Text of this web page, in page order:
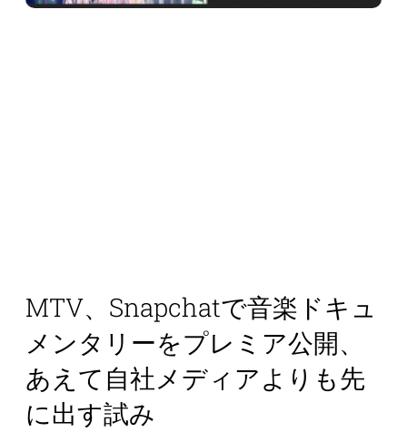
MTV、Snapchatで音楽ドキュ
メンタリーをプレミア公開、
あえて自社メディアよりも先
に出す試み